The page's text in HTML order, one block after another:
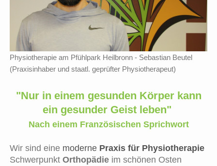
Physiotherapie am Pfühlpark Heilbronn - Sebastian Beutel
(Praxisinhaber und staatl. geprüfter Physiotherapeut)
"Nur in einem gesunden Körper kann
ein gesunder Geist leben"
Nach einem Französischen Sprichwort
Wir sind eine moderne Praxis für Physiotherapie
Schwerpunkt Orthopädie im schönen Osten